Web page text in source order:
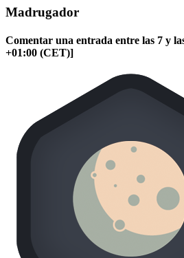
Madrugador
Comentar una entrada entre las 7 y
+01:00 (CET)]